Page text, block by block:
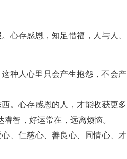
心存感恩，知足惜福，人与人、
种人心里只会产生抱怨，不会产
。心存感恩的人，才能收获更多
智，好运常在，远离烦恼。
、仁慈心、善良心、同情心、才